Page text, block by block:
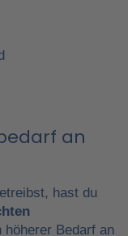
an
hast du
Bedarf an